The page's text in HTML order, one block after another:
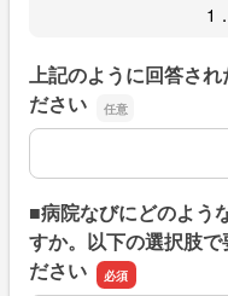
1
上記のように回答さ
ださい
上記のように回答さ
■病院なびにどのよう
すか。以下の選択肢
ださい